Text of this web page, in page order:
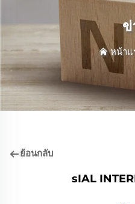
ข่
หน้าแ
ย้อนกลับ
sIAL